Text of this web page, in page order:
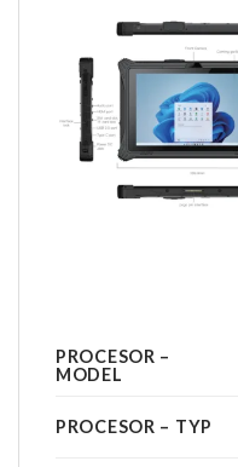
PROCESOR –
MODEL
PROCESOR – TYP